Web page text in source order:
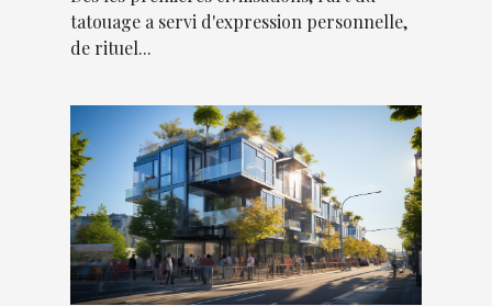
tatouage a servi d'expression personnelle,
de rituel...